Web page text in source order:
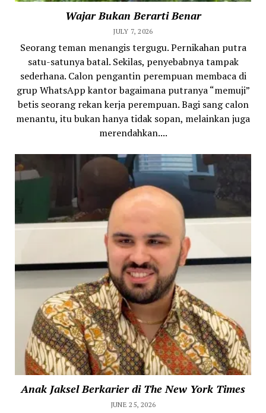
Wajar Bukan Berarti Benar
JULY 7, 2026
Seorang teman menangis tergugu. Pernikahan putra
satu-satunya batal. Sekilas, penyebabnya tampak
sederhana. Calon pengantin perempuan membaca di
grup WhatsApp kantor bagaimana putranya “memuji”
betis seorang rekan kerja perempuan. Bagi sang calon
menantu, itu bukan hanya tidak sopan, melainkan juga
merendahkan....
Anak Jaksel Berkarier di The New York Times
JUNE 25, 2026